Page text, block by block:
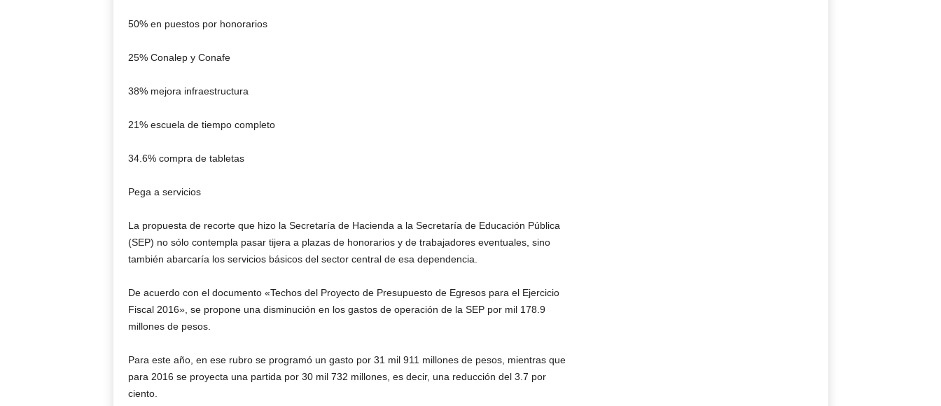
50% en puestos por honorarios
25% Conalep y Conafe
38% mejora infraestructura
21% escuela de tiempo completo
34.6% compra de tabletas
Pega a servicios
La propuesta de recorte que hizo la Secretaría de Hacienda a la Secretaría de Educación Pública
(SEP) no sólo contempla pasar tijera a plazas de honorarios y de trabajadores eventuales, sino
también abarcaría los servicios básicos del sector central de esa dependencia.
De acuerdo con el documento «Techos del Proyecto de Presupuesto de Egresos para el Ejercicio
Fiscal 2016», se propone una disminución en los gastos de operación de la SEP por mil 178.9
millones de pesos.
Para este año, en ese rubro se programó un gasto por 31 mil 911 millones de pesos, mientras que
para 2016 se proyecta una partida por 30 mil 732 millones, es decir, una reducción del 3.7 por
ciento.